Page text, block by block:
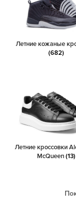
Летние кожаные
(682)
Летние кроссовки
McQueen(13)